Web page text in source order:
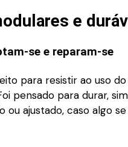
e
se e reparam-se
para resistir ao uso
pensado para durar,
ou ajustado, caso algo